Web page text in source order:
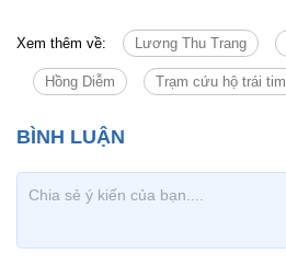
Xem thêm về: Lương Thu Trang
Hồng Diễm Trạm cứu hộ trái tim